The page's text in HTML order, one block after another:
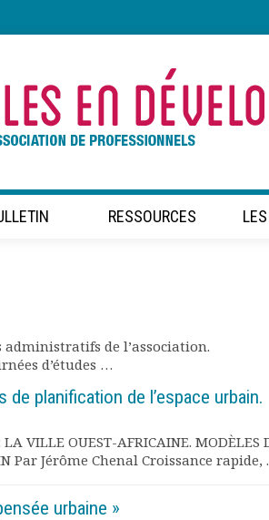
RESSOURCES
de l’association.
d’études …
planification de l’espace urbain.
VILLE OUEST-AFRICAINE. MODÈLES
Par Jérôme Chenal Croissance rapide,
urbaine »